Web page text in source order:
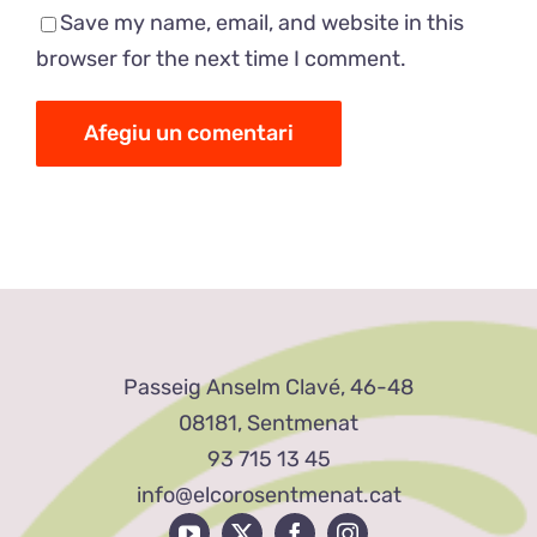
Save my name, email, and website in this
browser for the next time I comment.
Passeig Anselm Clavé, 46-48
08181, Sentmenat
93 715 13 45
info@elcorosentmenat.cat